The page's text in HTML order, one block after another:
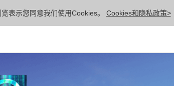
表示您同意我们使用Cookies。 Cookies和隐私政策>